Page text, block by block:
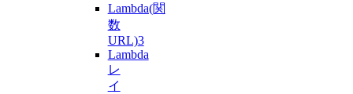
Lambda(関
数
URL)3
Lambda
レ
イ